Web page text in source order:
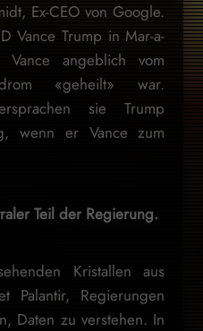
Ex-CEO von Google.
Vance Trump in Mar-a-
angeblich vom
«geheilt» war.
sie Trump
wenn er Vance zum
Teil der Regierung.
Kristallen aus
Palantir, Regierungen
Daten zu verstehen. In